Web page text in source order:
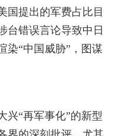
国提出的军费占比目
台错误言论导致中日
染“中国威胁”，图谋
兴“再军事化”的新型